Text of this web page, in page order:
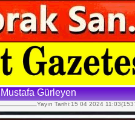
Mustafa Gürleyen
Yayın Tarihi:15 04 2024